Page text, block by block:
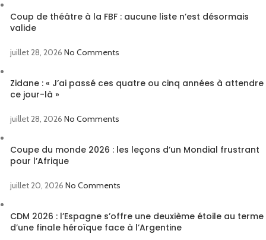
Coup de théâtre à la FBF : aucune liste n’est désormais
valide
juillet 28, 2026 No Comments
Zidane : « J’ai passé ces quatre ou cinq années à attendre
ce jour-là »
juillet 28, 2026 No Comments
Coupe du monde 2026 : les leçons d’un Mondial frustrant
pour l’Afrique
juillet 20, 2026 No Comments
CDM 2026 : l’Espagne s’offre une deuxième étoile au terme
d’une finale héroïque face à l’Argentine